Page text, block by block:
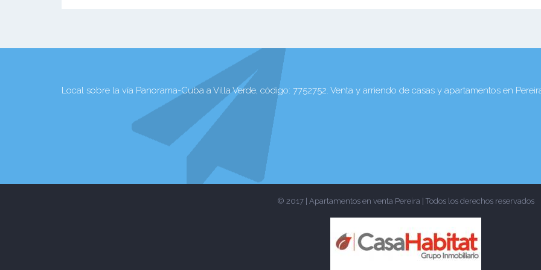
Local sobre la vía Panorama-Cuba a Villa Verde, código: 7752752. Venta y arriendo de casas y apartamentos en
© 2017 | Apartamentos en venta Pereira | Todos los derechos reservados